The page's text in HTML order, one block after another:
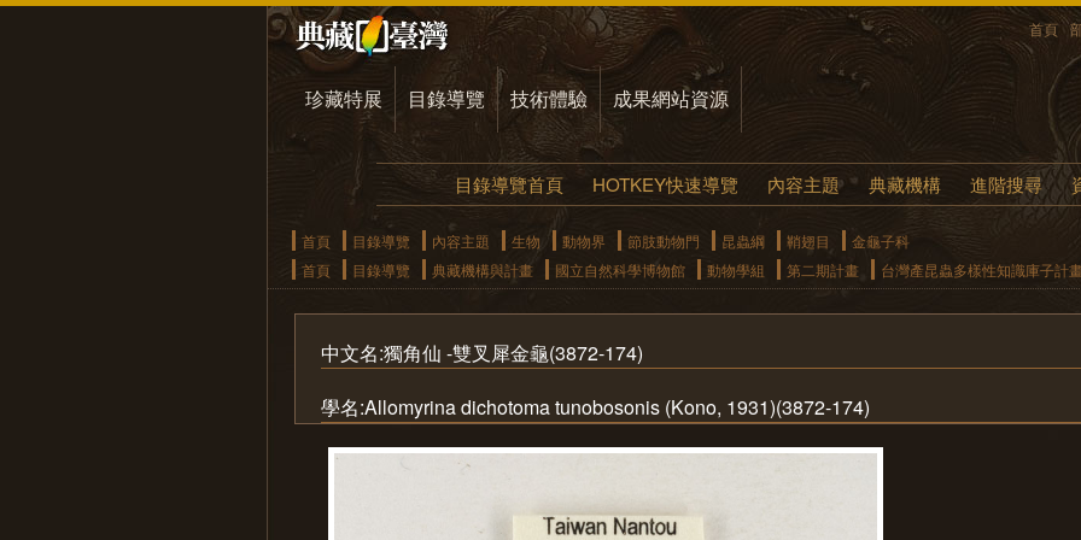
首頁
珍藏特展 目錄導覽 技術體驗 成果網站資源
目錄導覽首頁 HOTKEY快速導覽 內容主題 典藏機構 進階搜尋
首頁 目錄導覽 內容主題 生物 動物界 節肢動物門 昆蟲綱 鞘翅目
金龜子科
首頁
目錄導覽 典藏機構與計畫 國立自然科學博物館 動物學組 第二期計畫 台灣產昆蟲多樣性知識庫子計
中文名:獨角仙 -雙叉犀金龜(3872-174)
學名:Allomyrina dichotoma tunobosonis (Kono, 1931)(3872-174)